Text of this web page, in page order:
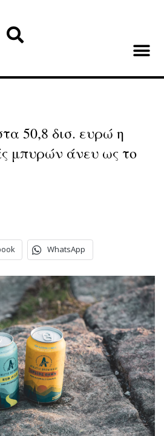
50,8 δισ. ευρώ η
μπυρών άνευ ως το
WhatsApp